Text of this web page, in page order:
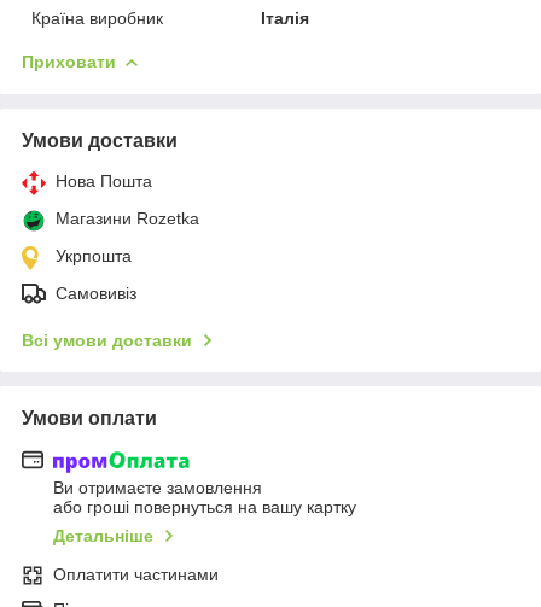
Країна виробник
Італія
Приховати
Умови доставки
Нова Пошта
Магазини Rozetka
Укрпошта
Самовивіз
Всі умови доставки
Умови оплати
Ви отримаєте замовлення
або гроші повернуться на вашу картку
Детальніше
Оплатити частинами